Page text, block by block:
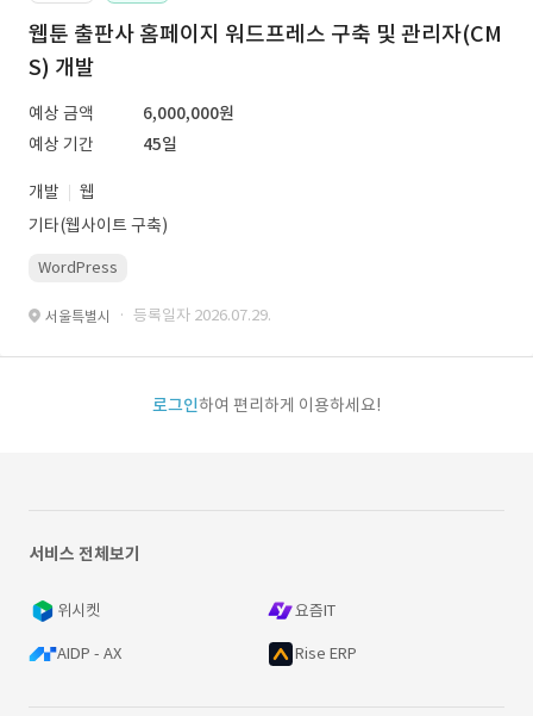
웹툰 출판사 홈페이지 워드프레스 구축 및 관리자(CM
S) 개발
예상 금액
6,000,000원
예상 기간
45일
개발
웹
기타(웹사이트 구축)
WordPress
서울특별시 · 등록일자 2026.07.29.
로그인하여 편리하게 이용하세요!
서비스 전체보기
위시켓 요즘IT
AIDP - AX Rise ERP